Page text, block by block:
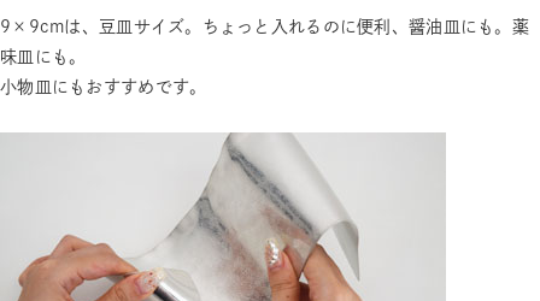
9×9cmは、豆皿サイズ。ちょっと入れるのに便利、醤油皿にも。薬
味皿にも。
小物皿にもおすすめです。